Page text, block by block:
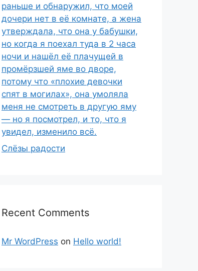
раньше и обнаружил, что моей
дочери нет в её комнате, а жена
утверждала, что она у бабушки,
но когда я поехал туда в 2 часа
ночи и нашёл её плачущей в
промёрзшей яме во дворе,
потому что «плохие девочки
спят в могилах», она умоляла
меня не смотреть в другую яму
— но я посмотрел, и то, что я
увидел, изменило всё.
Слёзы радости
Recent Comments
Mr WordPress on Hello world!